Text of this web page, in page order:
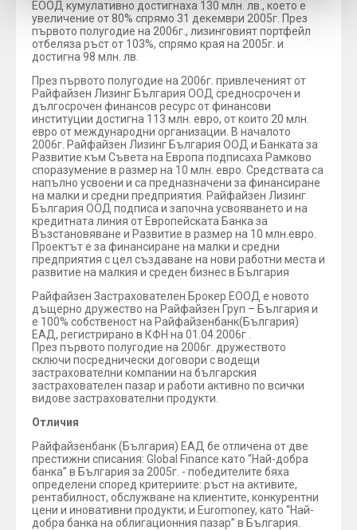
ЕООД кумулативно достигнаха 130 млн. лв., което е
увеличение от 80% спрямо 31 декември 2005г. През
първото полугодие на 2006г., лизинговият портфейл
отбеляза ръст от 103%, спрямо края на 2005г. и
достигна 98 млн. лв.
През първото полугодие на 2006г. привлеченият от
Райфайзен Лизинг България ООД средносрочен и
дългосрочен финансов ресурс от финансови
институции достигна 113 млн. евро, от които 20 млн.
евро от международни организации. В началото
2006г. Райфайзен Лизинг България ООД и Банката за
Развитие към Съвета на Европа подписаха Рамково
споразумение в размер на 10 млн. евро. Средствата са
напълно усвоени и са предназначени за финансиране
на малки и средни предприятия. Райфайзен Лизинг
България ООД подписа и започна усвояването и на
кредитната линия от Европейската Банка за
Възстановяване и Развитие в размер на 10 млн.евро.
Проектът е за финансиране на малки и средни
предприятия с цел създаване на нови работни места и
развитие на малкия и среден бизнес в България
Райфайзен Застрахователен Брокер ЕООД е новото
дъщерно дружество на Райфайзен Груп – България и
е 100% собственост на Райфайзенбанк(България)
ЕАД, регистрирано в КФН на 01.04.2006г .
През първото полугодие на 2006г. дружеството
сключи посреднически договори с водещи
застрахователни компании на българския
застрахователен пазар и работи активно по всички
видове застрахователни продукти.
Отличия
Райфайзенбанк (България) ЕАД бе отличена от две
престижни списания: Global Finance като “Най-добра
банка” в България за 2005г. - победителите бяха
определени според критериите: ръст на активите,
рентабилност, обслужване на клиентите, конкурентни
цени и иновативни продукти; и Euromoney, като “Най-
добра банка на облигационния пазар” в България.